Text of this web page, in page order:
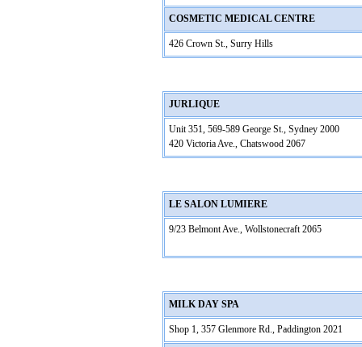
COSMETIC MEDICAL CENTRE
426 Crown St., Surry Hills
JURLIQUE
Unit 351, 569-589 George St., Sydney 2000
420 Victoria Ave., Chatswood 2067
LE SALON LUMIERE
9/23 Belmont Ave., Wollstonecraft 2065
MILK DAY SPA
Shop 1, 357 Glenmore Rd., Paddington 2021